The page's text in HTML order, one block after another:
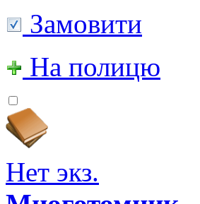
Замовити
На полицю
Нет экз.